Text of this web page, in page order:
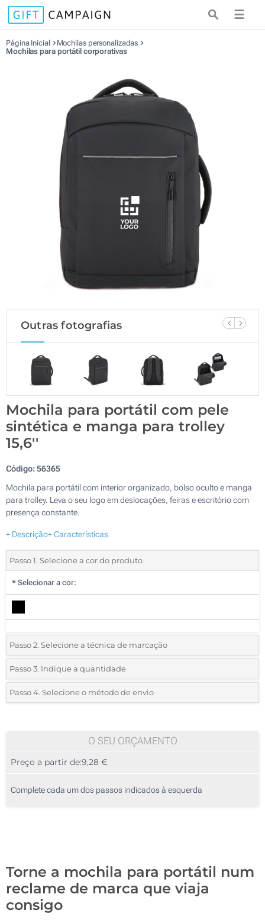
☰
Página Inicial
Mochilas personalizadas
Mochilas para portátil corporativas
Outras fotografias
Mochila para portátil com pele
sintética e manga para trolley
15,6''
Código:56365
Mochila para portátil com interior organizado, bolso oculto e manga
para trolley. Leva o seu logo em deslocações, feiras e escritório com
presença constante.
+ Descrição+ Características
Passo 1. Selecione a cor do produto
* Selecionar a cor:
Passo 2. Selecione a técnica de marcação
*Selecione o tipo de marcação e as cores do logotipo:
Transferência digital a cores (No bolso)
Passo 3. Indique a quantidade
*Quantidade mínima:5
10
25
Passo 4. Selecione o método de envio
O SEU ORÇAMENTO
Preço a partir de:9,28 €
Complete cada um dos passos indicados à esquerda
Torne a mochila para portátil num
reclame de marca que viaja
consigo